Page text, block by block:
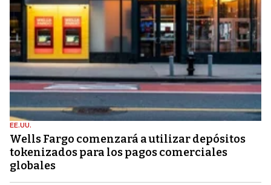
EE.UU.
Wells Fargo comenzará a utilizar depósitos
tokenizados para los pagos comerciales
globales